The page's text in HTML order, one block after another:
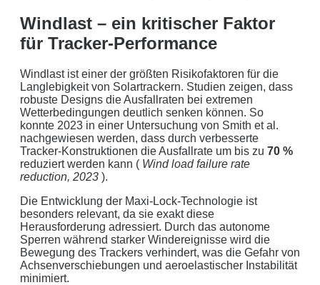
Windlast – ein kritischer Faktor
für Tracker-Performance
Windlast ist einer der größten Risikofaktoren für die
Langlebigkeit von Solartrackern. Studien zeigen, dass
robuste Designs die Ausfallraten bei extremen
Wetterbedingungen deutlich senken können. So
konnte 2023 in einer Untersuchung von Smith et al.
nachgewiesen werden, dass durch verbesserte
Tracker-Konstruktionen die Ausfallrate um bis zu 70 %
reduziert werden kann ( Wind load failure rate
reduction, 2023 ).
Die Entwicklung der Maxi-Lock-Technologie ist
besonders relevant, da sie exakt diese
Herausforderung adressiert. Durch das autonome
Sperren während starker Windereignisse wird die
Bewegung des Trackers verhindert, was die Gefahr von
Achsenverschiebungen und aeroelastischer Instabilität
minimiert.